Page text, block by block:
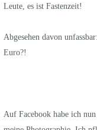
Leute, es ist Fastenzeit!
Abgesehen davon
Euro?!
Auf Facebook habe ich